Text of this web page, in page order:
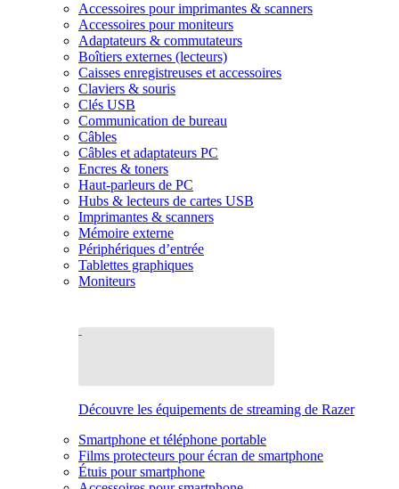
Accessoires pour imprimantes & scanners
Accessoires pour moniteurs
Adaptateurs & commutateurs
Boîtiers externes (lecteurs)
Caisses enregistreuses et accessoires
Claviers & souris
Clés USB
Communication de bureau
Câbles
Câbles et adaptateurs PC
Encres & toners
Haut-parleurs de PC
Hubs & lecteurs de cartes USB
Imprimantes & scanners
Mémoire externe
Périphériques d’entrée
Tablettes graphiques
Moniteurs
Découvre les équipements de streaming de Razer
Smartphone et téléphone portable
Films protecteurs pour écran de smartphone
Étuis pour smartphone